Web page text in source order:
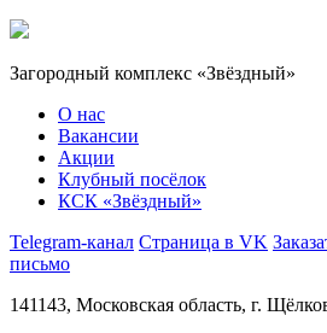
Загородный комплекс «Звёздный»
О нас
Вакансии
Акции
Клубный посёлок
КСК «Звёздный»
Telegram-канал Страница в VK
письмо
141143, Московская область, г.